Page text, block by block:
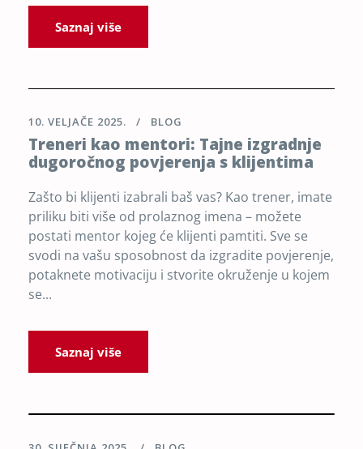
Saznaj više
10. VELJAČE 2025. BLOG
Treneri kao mentori: Tajne izgradnje
dugoročnog povjerenja s klijentima
Zašto bi klijenti izabrali baš vas? Kao trener, imate
priliku biti više od prolaznog imena – možete
postati mentor kojeg će klijenti pamtiti. Sve se
svodi na vašu sposobnost da izgradite povjerenje,
potaknete motivaciju i stvorite okruženje u kojem
se...
Saznaj više